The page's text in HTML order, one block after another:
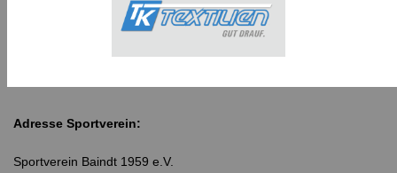
Adresse Sportverein:
Sportverein Baindt 1959 e.V.